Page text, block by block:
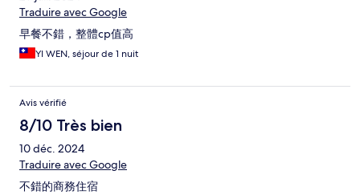
Traduire avec Google
早餐不錯，整體cp值高
YI WEN, séjour de 1 nuit
Avis vérifié
8/10 Très bien
10 déc. 2024
Traduire avec Google
不錯的商務住宿